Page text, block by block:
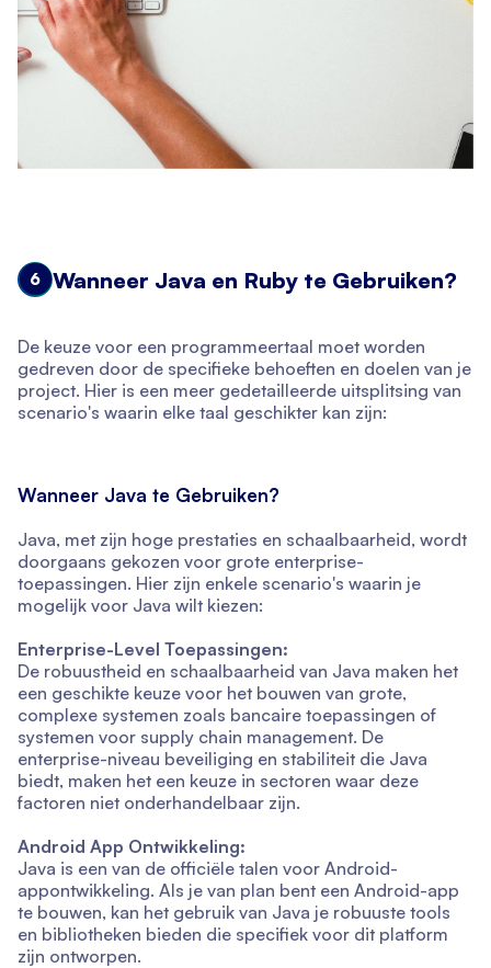
6 Wanneer Java en Ruby te Gebruiken?
De keuze voor een programmeertaal moet worden
gedreven door de specifieke behoeften en doelen van je
project. Hier is een meer gedetailleerde uitsplitsing van
scenario's waarin elke taal geschikter kan zijn:
Wanneer Java te Gebruiken?
Java, met zijn hoge prestaties en schaalbaarheid, wordt
doorgaans gekozen voor grote enterprise-
toepassingen. Hier zijn enkele scenario's waarin je
mogelijk voor Java wilt kiezen:
Enterprise-Level Toepassingen:
De robuustheid en schaalbaarheid van Java maken het
een geschikte keuze voor het bouwen van grote,
complexe systemen zoals bancaire toepassingen of
systemen voor supply chain management. De
enterprise-niveau beveiliging en stabiliteit die Java
biedt, maken het een keuze in sectoren waar deze
factoren niet onderhandelbaar zijn.
Android App Ontwikkeling:
Java is een van de officiële talen voor Android-
appontwikkeling. Als je van plan bent een Android-app
te bouwen, kan het gebruik van Java je robuuste tools
en bibliotheken bieden die specifiek voor dit platform
zijn ontworpen.